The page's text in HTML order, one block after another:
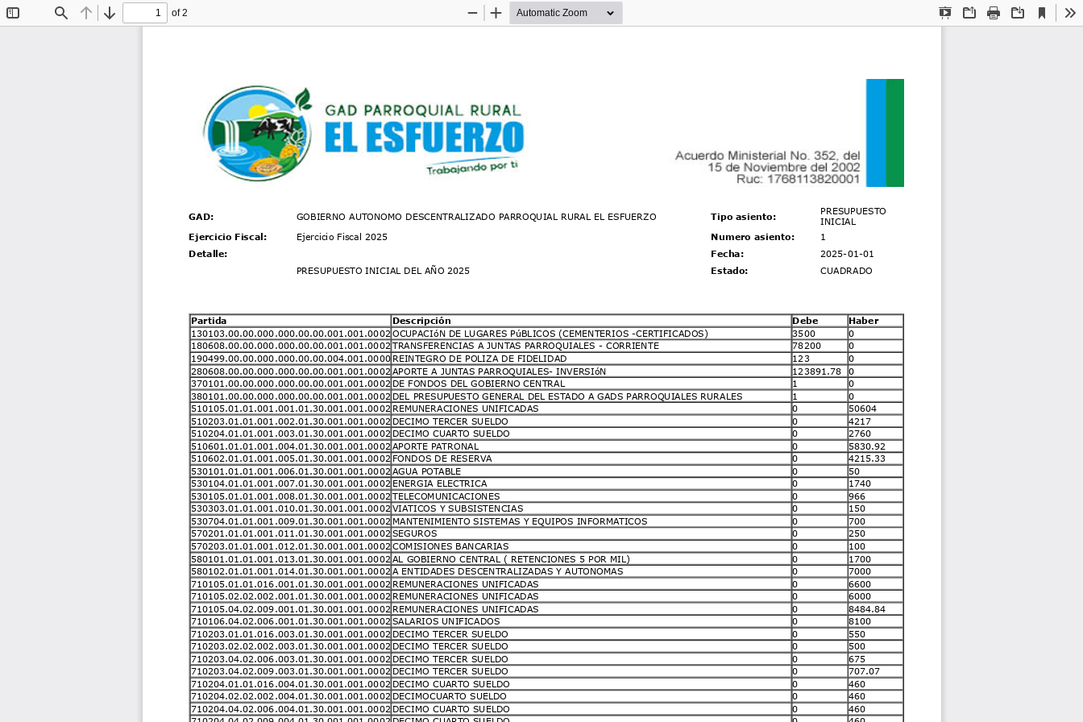
Find Previous
Next
of 2
Presentation
OpenPrint Download
Current
View
Zoom
Zoom
GAD: GOBIERNO AUTONOMO DESCENTRALIZADO PARROQUIAL RURAL EL ESFUERZO Tipo asiento:
PRESUPUESTO
INICIAL
Ejercicio Fiscal:
Ejercicio Fiscal 2025 Numero asiento:
1
Detalle:
PRESUPUESTO INICIAL DEL AÑO 2025
Fecha:
2025-01-01
Estado:
CUADRADO
Partida Descripción Debe
Haber
130103.00.00.000.000.00.00.001.001.0002 OCUPACIóN DE LUGARES PúBLICOS (CEMENTERIOS -CERTIFICADOS) 3500
0
180608.00.00.000.000.00.00.001.001.0002 TRANSFERENCIAS A JUNTAS PARROQUIALES - CORRIENTE 78200
0
190499.00.00.000.000.00.00.004.001.0000 REINTEGRO DE POLIZA DE FIDELIDAD 123
0
280608.00.00.000.000.00.00.001.001.0002 APORTE A JUNTAS PARROQUIALES- INVERSIóN 123891.78
0
370101.00.00.000.000.00.00.001.001.0002 DE FONDOS DEL GOBIERNO CENTRAL 1
0
380101.00.00.000.000.00.00.001.001.0002 DEL PRESUPUESTO GENERAL DEL ESTADO A GADS PARROQUIALES RURALES 1
0
510105.01.01.001.001.01.30.001.001.0002 REMUNERACIONES UNIFICADAS 0
50604
510203.01.01.001.002.01.30.001.001.0002 DECIMO TERCER SUELDO 0
4217
510204.01.01.001.003.01.30.001.001.0002 DECIMO CUARTO SUELDO 0
2760
510601.01.01.001.004.01.30.001.001.0002 APORTE PATRONAL 0
5830.92
510602.01.01.001.005.01.30.001.001.0002 FONDOS DE RESERVA 0
4215.33
530101.01.01.001.006.01.30.001.001.0002 AGUA POTABLE 0
50
530104.01.01.001.007.01.30.001.001.0002 ENERGIA ELECTRICA 0
1740
530105.01.01.001.008.01.30.001.001.0002 TELECOMUNICACIONES 0
966
530303.01.01.001.010.01.30.001.001.0002 VIATICOS Y SUBSISTENCIAS 0
150
530704.01.01.001.009.01.30.001.001.0002 MANTENIMIENTO SISTEMAS Y EQUIPOS INFORMATICOS 0
700
570201.01.01.001.011.01.30.001.001.0002 SEGUROS 0
250
570203.01.01.001.012.01.30.001.001.0002 COMISIONES BANCARIAS 0
100
580101.01.01.001.013.01.30.001.001.0002 AL GOBIERNO CENTRAL ( RETENCIONES 5 POR MIL) 0
1700
580102.01.01.001.014.01.30.001.001.0002 A ENTIDADES DESCENTRALIZADAS Y AUTONOMAS 0
7000
710105.01.01.016.001.01.30.001.001.0002 REMUNERACIONES UNIFICADAS 0
6600
710105.02.02.002.001.01.30.001.001.0002 REMUNERACIONES UNIFICADAS 0
6000
710105.04.02.009.001.01.30.001.001.0002 REMUNERACIONES UNIFICADAS 0
8484.84
710106.04.02.006.001.01.30.001.001.0002 SALARIOS UNIFICADOS 0
8100
710203.01.01.016.003.01.30.001.001.0002 DECIMO TERCER SUELDO 0
550
710203.02.02.002.003.01.30.001.001.0002 DECIMO TERCER SUELDO 0
500
710203.04.02.006.003.01.30.001.001.0002 DECIMO TERCER SUELDO 0
675
710203.04.02.009.003.01.30.001.001.0002 DECIMO TERCER SUELDO 0
707.07
710204.01.01.016.004.01.30.001.001.0002 DECIMO CUARTO SUELDO 0
460
710204.02.02.002.004.01.30.001.001.0002 DECIMOCUARTO SUELDO 0
460
710204.04.02.006.004.01.30.001.001.0002 DECIMO CUARTO SUELDO 0
460